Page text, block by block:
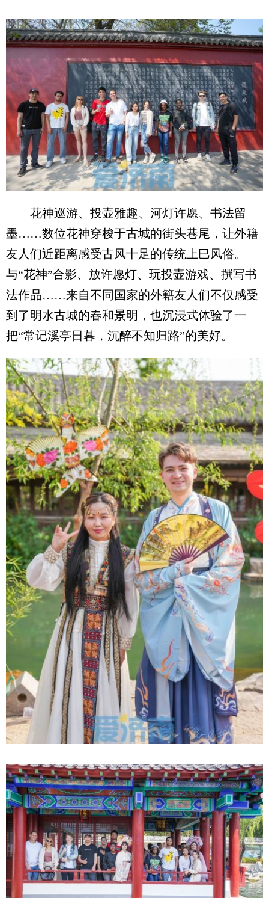
花神巡游、投壶雅趣、河灯许愿、书法留
墨……数位花神穿梭于古城的街头巷尾，让外籍
友人们近距离感受古风十足的传统上巳风俗。
与“花神”合影、放许愿灯、玩投壶游戏、撰写书
法作品……来自不同国家的外籍友人们不仅感受
到了明水古城的春和景明，也沉浸式体验了一
把“常记溪亭日暮，沉醉不知归路”的美好。